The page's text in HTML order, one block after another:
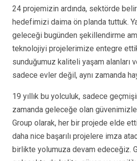
24 projemizin ardında, sektörde
hedefimizi daima ön planda tuttuk.
geleceği bugünden şekillendirme
teknolojiyi projelerimize entegre
sunduğumuz kaliteli yaşam alanları
sadece evler değil, aynı zamanda
19 yıllık bu yolculuk, sadece
zamanda geleceğe olan
Group olarak, her bir projede elde
daha nice başarılı projelere imza
birlikte yolumuza devam edeceğiz.